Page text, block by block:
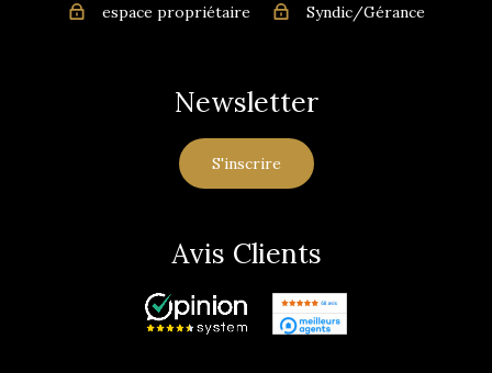
espace propriétaire Syndic/Gérance
Newsletter
S'inscrire
Avis Clients